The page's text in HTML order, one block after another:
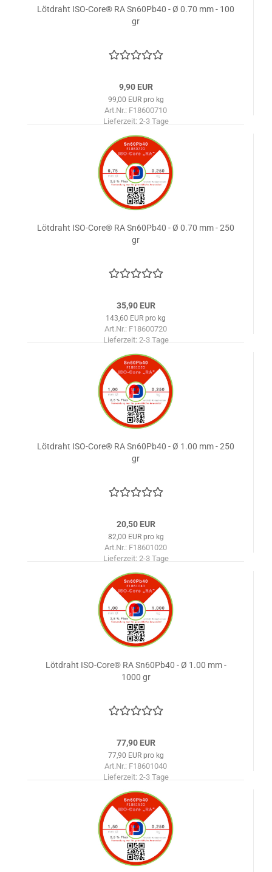
Lötdraht ISO-Core® RA Sn60Pb40 - Ø 0.70 mm - 100
gr
9,90 EUR
99,00 EUR pro kg
Art.Nr.: F18600710
Lieferzeit: 2-3 Tage
Lötdraht ISO-Core® RA Sn60Pb40 - Ø 0.70 mm - 250
gr
35,90 EUR
143,60 EUR pro kg
Art.Nr.: F18600720
Lieferzeit: 2-3 Tage
Lötdraht ISO-Core® RA Sn60Pb40 - Ø 1.00 mm - 250
gr
20,50 EUR
82,00 EUR pro kg
Art.Nr.: F18601020
Lieferzeit: 2-3 Tage
Lötdraht ISO-Core® RA Sn60Pb40 - Ø 1.00 mm -
1000 gr
77,90 EUR
77,90 EUR pro kg
Art.Nr.: F18601040
Lieferzeit: 2-3 Tage